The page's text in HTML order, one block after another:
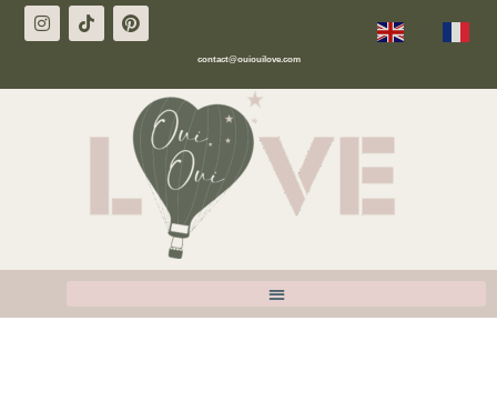
contact@ouiouilove.com